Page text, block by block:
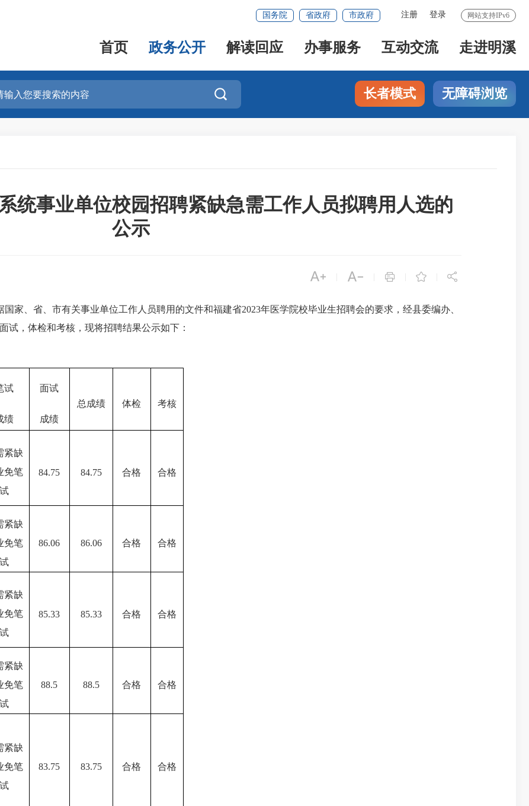
网站支持IPv6
注册 登录
国务院 省政府 市政府
首页 政务公开 解读回应 办事服务 互动交流 走进明溪
 长者模式 无障碍浏览
统事业单位校园招聘紧缺急需工作人员拟聘用人选的
公示
    
国家、省、市有关事业单位工作人员聘用的文件和福建省2023年医学院校毕业生招聘会的要求，经县委编办
试，体检和考核，现将招聘结果公示如下：
试
绩
面试
成绩
总成绩 体检 考核
紧缺
免笔
试
84.75 84.75 合格 合格
紧缺
免笔
试
86.06 86.06 合格 合格
紧缺
免笔
试
85.33 85.33 合格 合格
紧缺
免笔
试
88.5 88.5 合格 合格
紧缺
免笔
试
83.75 83.75 合格 合格